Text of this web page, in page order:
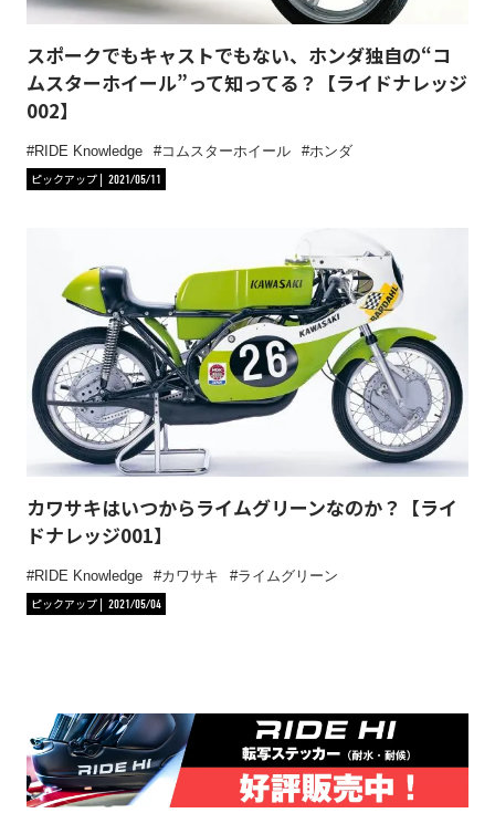
スポークでもキャストでもない、ホンダ独自の“コ
ムスターホイール”って知ってる？【ライドナレッジ
002】
RIDE Knowledge コムスターホイール
ホンダ
ピックアップ
2021/05/11
カワサキはいつからライムグリーンなのか？【ライ
ドナレッジ001】
RIDE Knowledge カワサキ
ライムグリーン
ピックアップ
2021/05/04